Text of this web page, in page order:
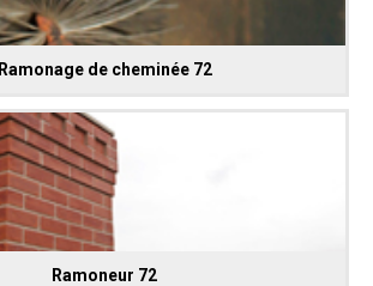
Ramonage de cheminée 72
Ramoneur 72